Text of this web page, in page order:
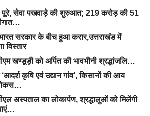
पूरे, सेवा पखवाड़े की शुरुआत; 219 करोड़ की 51
सरकार के बीच हुआ करार,उत्तराखंड में
विस्तार
खण्डूड़ी को अर्पित की भावभीनी श्रद्धांजलि…
कृषि एवं उद्यान गांव’, किसानों की आय
अस्पताल का लोकार्पण, श्रद्धालुओं को मिलेंगी